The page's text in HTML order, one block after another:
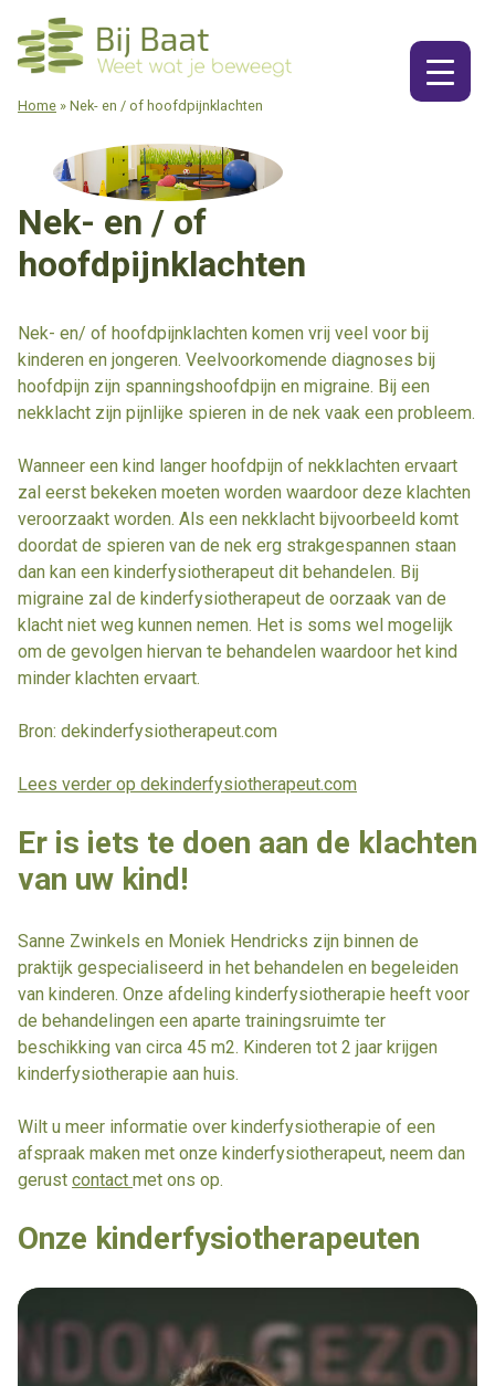
naar
de
Home » Nek- en / of hoofdpijnklachten
Nek- en / of
hoofdpijnklachten
Nek- en/ of hoofdpijnklachten komen vrij veel voor bij
kinderen en jongeren. Veelvoorkomende diagnoses bij
hoofdpijn zijn spanningshoofdpijn en migraine. Bij een
nekklacht zijn pijnlijke spieren in de nek vaak een probleem.
Wanneer een kind langer hoofdpijn of nekklachten ervaart
zal eerst bekeken moeten worden waardoor deze klachten
veroorzaakt worden. Als een nekklacht bijvoorbeeld komt
doordat de spieren van de nek erg strakgespannen staan
dan kan een kinderfysiotherapeut dit behandelen. Bij
migraine zal de kinderfysiotherapeut de oorzaak van de
klacht niet weg kunnen nemen. Het is soms wel mogelijk
om de gevolgen hiervan te behandelen waardoor het kind
minder klachten ervaart.
Bron: dekinderfysiotherapeut.com
Lees verder op dekinderfysiotherapeut.com
Er is iets te doen aan de klachten
van uw kind!
Sanne Zwinkels en Moniek Hendricks zijn binnen de
praktijk gespecialiseerd in het behandelen en begeleiden
van kinderen. Onze afdeling kinderfysiotherapie heeft voor
de behandelingen een aparte trainingsruimte ter
beschikking van circa 45 m2. Kinderen tot 2 jaar krijgen
kinderfysiotherapie aan huis.
Wilt u meer informatie over kinderfysiotherapie of een
afspraak maken met onze kinderfysiotherapeut, neem dan
gerust contact met ons op.
Onze kinderfysiotherapeuten